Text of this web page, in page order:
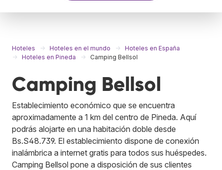
Hoteles Hoteles en el mundo
Hoteles en España
Hoteles en Pineda
Camping Bellsol
Camping Bellsol
Establecimiento económico que se encuentra
aproximadamente a 1 km del centro de Pineda. Aquí
podrás alojarte en una habitación doble desde
Bs.S48.739. El establecimiento dispone de conexión
inalámbrica a internet gratis para todos sus huéspedes.
Camping Bellsol pone a disposición de sus clientes